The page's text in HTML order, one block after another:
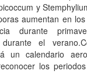
y
aumentan en
durante
durante el
un calendario
los